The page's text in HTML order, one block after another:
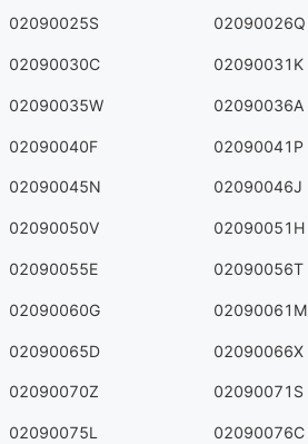
02090025S 02090026Q
02090030C 02090031K
02090035W 02090036A
02090040F 02090041P
02090045N 02090046J
02090050V 02090051H
02090055E 02090056T
02090060G 02090061M
02090065D 02090066X
02090070Z 02090071S
02090075L 02090076C